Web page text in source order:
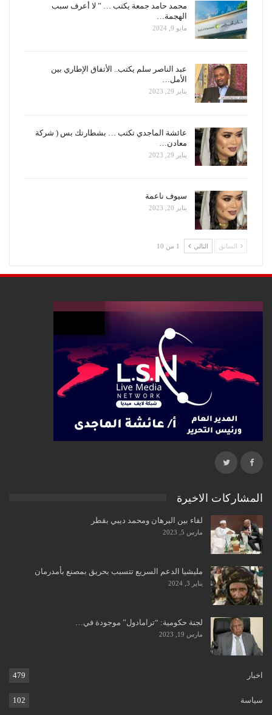
محمد حامد جمعة يكتب … ” لا أعرف سبب
الهجمة…
مايو 9, 2024
عبد الناصر سلم يكتب.. الأتفاق الإطاري بين
الأمل…
يناير 29, 2023
عائشة الماجدي تكتب … بشطارتك بس ( شركة
معادن…
يناير 29, 2023
سيوف ناعمة
يناير 20, 2023
السابق التالي 1 من 10
المشاركات الاخيرة
لقاء بين البرهان ومحمد ديبي بقطر
مارس 5, 2023
مليشيا الدعم السريع تتسبب بحريق بمصنع بأمدرمان
يناير 3, 2024
لجنة حكومية: “ترامادول” موجودة في…
مارس 19, 2023
اخبار 479
سياسة 102